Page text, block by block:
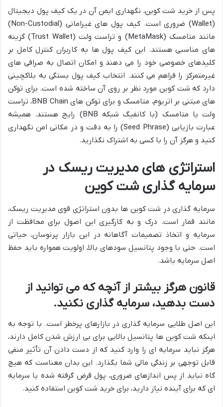
پس از خرید شت کوین، نگهداری ایمن آن در یک کیف پول دیجیتال
(Wallet) ضروری است. کیف پول های غیرامانی (Non-Custodial)
مانند متامسک (MetaMask) و تراست ولت (Trust Wallet) گزینه
های مناسبی هستند. این کیف پول ها به کاربران کنترل کامل بر
کلیدهای خصوصی خود را می دهند و امکان اتصال به صرافی های
غیرمتمرکز را فراهم می کنند. انتخاب کیف پول بستگی به بلاکچینی
دارد که شت کوین مورد نظر بر روی آن ساخته شده است. برای توکن
های مبتنی بر اتریوم، متامسک و برای توکن های BNB Chain، تراست
ولت یا متامسک (با کانفیگ شبکه BNB) رایج هستند. همیشه
عبارت بازیابی (Seed Phrase) را به دقت و در مکانی امن نگهداری
کنید و هرگز آن را با کسی به اشتراک نگذارید.
استراتژی های مدیریت ریسک در
سرمایه گذاری شت کوین
سرمایه گذاری در شت کوین ها بدون استراتژی قوی مدیریت ریسک،
مانند قمار است. درک و به کارگیری این اصول برای محافظت از
سرمایه و اتخاذ تصمیمات آگاهانه در این بازار پرنوسان، حیاتی
است. حتی با وجود پتانسیل سودهای بالا، اولویت همواره باید حفظ
اصل سرمایه باشد.
قانون هرگز بیشتر از آنچه که می توانید از
دست بدهید، سرمایه گذاری نکنید.
این اصل طلایی سرمایه گذاری در بازارهای پرخطر است. با توجه به
اینکه شت کوین ها پتانسیل بالایی برای بی ارزش شدن کامل دارند،
هرگز نباید سرمایه ای را وارد کنید که از دست دادن آن تأثیر منفی
قابل توجهی بر زندگی مالی شما بگذارد. این بدان معناست که هیچ
گاه نباید از پس اندازهای ضروری، پول قرض گرفته شده یا سرمایه
ای که برای آینده نیاز دارید، برای خرید شت کوین استفاده کنید.